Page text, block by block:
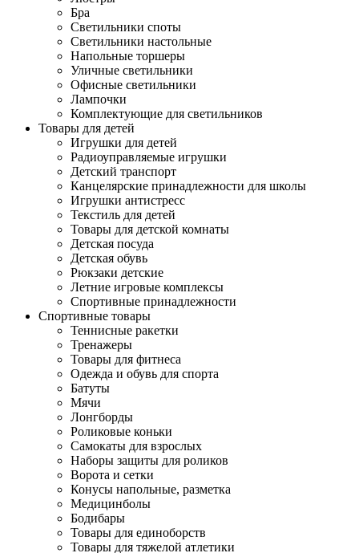
Бра
Светильники споты
Светильники настольные
Напольные торшеры
Уличные светильники
Офисные светильники
Лампочки
Комплектующие для светильников
Товары для детей
Игрушки для детей
Радиоуправляемые игрушки
Детский транспорт
Канцелярские принадлежности для школы
Игрушки антистресс
Текстиль для детей
Товары для детской комнаты
Детская посуда
Детская обувь
Рюкзаки детские
Летние игровые комплексы
Спортивные принадлежности
Спортивные товары
Теннисные ракетки
Тренажеры
Товары для фитнеса
Одежда и обувь для спорта
Батуты
Мячи
Лонгборды
Роликовые коньки
Самокаты для взрослых
Наборы защиты для роликов
Ворота и сетки
Конусы напольные, разметка
Медицинболы
Бодибары
Товары для единоборств
Товары для тяжелой атлетики